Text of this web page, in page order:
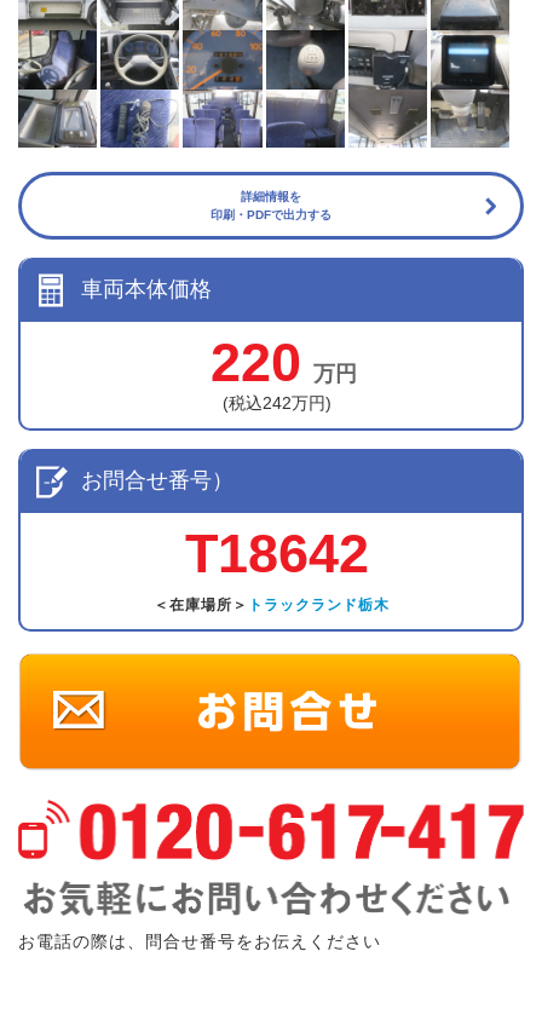
詳細情報を
印刷・PDFで出力する
車両本体価格
220 万円
(税込242万円)
お問合せ番号）
T18642
＜在庫場所＞ トラックランド栃木
お電話の際は、問合せ番号をお伝えください